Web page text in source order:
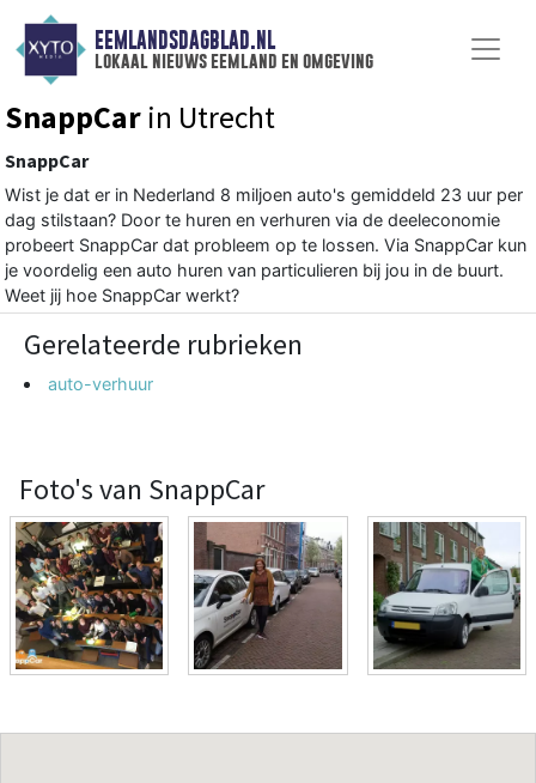
EEMLANDSDAGBLAD.NL
lokaal nieuws eemland en omgeving
SnappCar in Utrecht
SnappCar
Wist je dat er in Nederland 8 miljoen auto's gemiddeld 23 uur per
dag stilstaan? Door te huren en verhuren via de deeleconomie
probeert SnappCar dat probleem op te lossen. Via SnappCar kun
je voordelig een auto huren van particulieren bij jou in de buurt.
Weet jij hoe SnappCar werkt?
Gerelateerde rubrieken
auto-verhuur
Foto's van SnappCar